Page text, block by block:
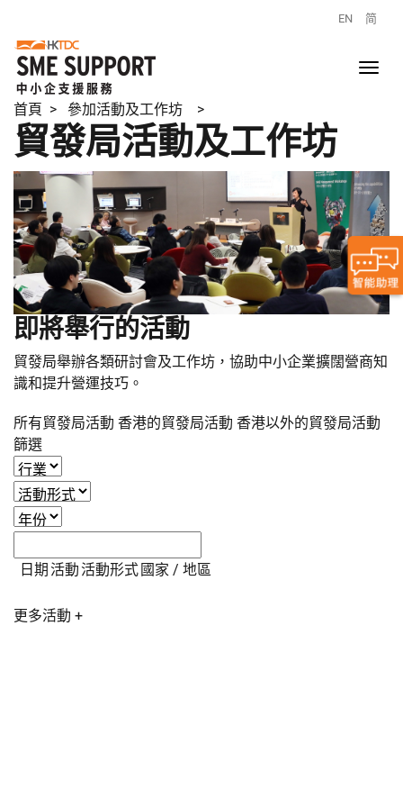
EN 简
首頁 > 參加活動及工作坊 >
貿發局活動及工作坊
即將舉行的活動
貿發局舉辦各類研討會及工作坊，協助中小企業擴闊營商知
識和提升營運技巧。
所有貿發局活動 香港的貿發局活動 香港以外的貿發局活動
篩選
日期 活動活動形式 國家 / 地區
更多活動 +